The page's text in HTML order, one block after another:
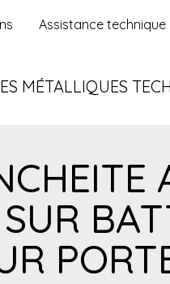
Assistance technique
MÉTALLIQUES